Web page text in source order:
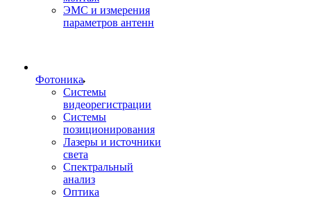
ЭМС и измерения
параметров антенн
Фотоника
Cистемы
видеорегистрации
Системы
позиционирования
Лазеры и источники
света
Спектральный
анализ
Оптика